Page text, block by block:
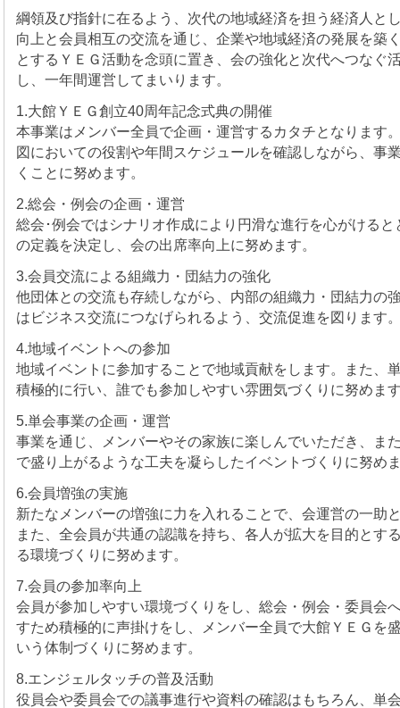
綱領及び指針に在るよう、次代の地域経済を担う経済人と
向上と会員相互の交流を通じ、企業や地域経済の発展を築
とするＹＥＧ活動を念頭に置き、会の強化と次代へつなぐ
し、一年間運営してまいります。
1.大館ＹＥＧ創立40周年記念式典の開催
本事業はメンバー全員で企画・運営するカタチとなります
図においての役割や年間スケジュールを確認しながら、事
くことに努めます。
2.総会・例会の企画・運営
総会･例会ではシナリオ作成により円滑な進行を心がけると
の定義を決定し、会の出席率向上に努めます。
3.会員交流による組織力・団結力の強化
他団体との交流も存続しながら、内部の組織力・団結力の
はビジネス交流につなげられるよう、交流促進を図ります
4.地域イベントへの参加
地域イベントに参加することで地域貢献をします。また、
積極的に行い、誰でも参加しやすい雰囲気づくりに努めま
5.単会事業の企画・運営
事業を通じ、メンバーやその家族に楽しんでいただき、ま
で盛り上がるような工夫を凝らしたイベントづくりに努め
6.会員増強の実施
新たなメンバーの増強に力を入れることで、会運営の一助
また、全会員が共通の認識を持ち、各人が拡大を目的とす
る環境づくりに努めます。
7.会員の参加率向上
会員が参加しやすい環境づくりをし、総会・例会・委員会
すため積極的に声掛けをし、メンバー全員で大館ＹＥＧを
いう体制づくりに努めます。
8.エンジェルタッチの普及活動
役員会や委員会での議事進行や資料の確認はもちろん、単